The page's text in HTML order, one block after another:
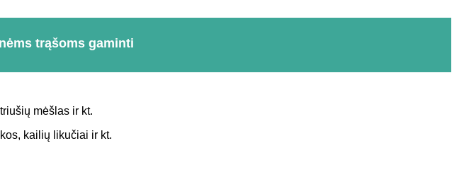
trąšoms gaminti
mėšlas ir kt.
kailių likučiai ir kt.